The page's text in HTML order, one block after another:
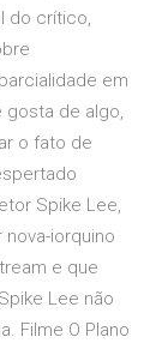
do crítico,
em
gosta de algo,
o fato de
Spike Lee,
iorquino
e que
Lee não
Filme O Plano